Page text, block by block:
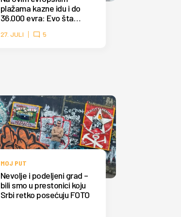
plažama kazne idu i do
36.000 evra: Evo šta
27. JULI 5
MOJ PUT
Nevolje i podeljeni grad –
bili smo u prestonici koju
Srbi retko posećuju FOTO